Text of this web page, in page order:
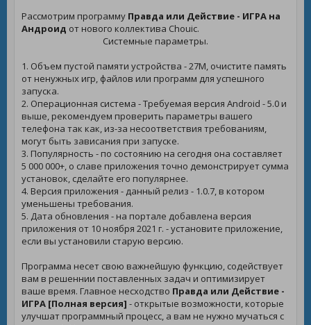
Рассмотрим программу Правда или Действие - ИГРА на
Андроид от нового коллектива Chouic.
Системные параметры.
1. Объем пустой памяти устройства - 27M, очистите память
от ненужных игр, файлов или программ для успешного
запуска.
2. Операционная система - Требуемая версия Android - 5.0 и
выше, рекомендуем проверить параметры вашего
телефона так как, из-за несоответствия требованиям,
могут быть зависания при запуске.
3. Популярность - по состоянию на сегодня она составляет
5 000 000+, о славе приложения точно демонстрирует сумма
установок, сделайте его популярнее.
4. Версия приложения - данный релиз - 1.0.7, в котором
уменьшены требования.
5. Дата обновления - на портале добавлена версия
приложения от 10 ноября 2021 г. - установите приложение,
если вы установили старую версию.
Программа несет свою важнейшую функцию, содействует
вам в решеннии поставленных задач и оптимизирует
ваше время. Главное несходство Правда или Действие -
ИГРА [Полная версия] - открытые возможности, которые
улучшат программный процесс, а вам не нужно мучаться с